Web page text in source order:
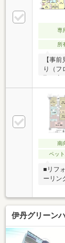
専
所
【事
り（フ
どの大
南
ペッ
■リフ
ーリン
1418
ーリン
ポイン
階部分
303戸
伊丹グリーン